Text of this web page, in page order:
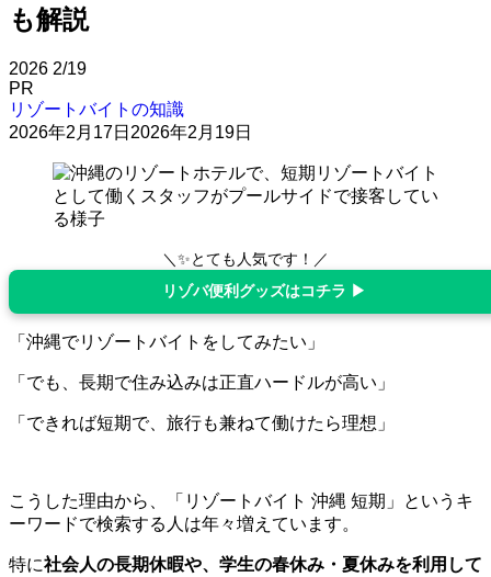
も解説
2026 2/19
PR
リゾートバイトの知識
2026年2月17日 2026年2月19日
＼✨とても人気です！／
リゾバ便利グッズはコチラ ▶
「沖縄でリゾートバイトをしてみたい」
「でも、長期で住み込みは正直ハードルが高い」
「できれば短期で、旅行も兼ねて働けたら理想」
こうした理由から、「リゾートバイト 沖縄 短期」というキ
ーワードで検索する人は年々増えています。
特に社会人の長期休暇や、学生の春休み・夏休みを利用して